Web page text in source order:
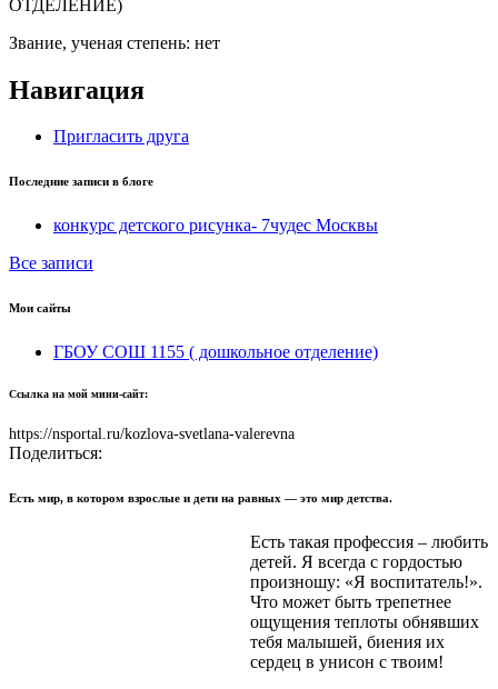
ОТДЕЛЕНИЕ)
Звание, ученая степень: нет
Навигация
Пригласить друга
Последние записи в блоге
конкурс детского рисунка- 7чудес Москвы
Все записи
Мои сайты
ГБОУ СОШ 1155 ( дошкольное отделение)
Ссылка на мой мини-сайт:
https://nsportal.ru/kozlova-svetlana-valerevna
Поделиться:
Есть мир, в котором взрослые и дети на равных — это мир детства.
Есть такая профессия – любить
детей. Я всегда с гордостью
произношу: «Я воспитатель!».
Что может быть трепетнее
ощущения теплоты обнявших
тебя малышей, биения их
сердец в унисон с твоим!